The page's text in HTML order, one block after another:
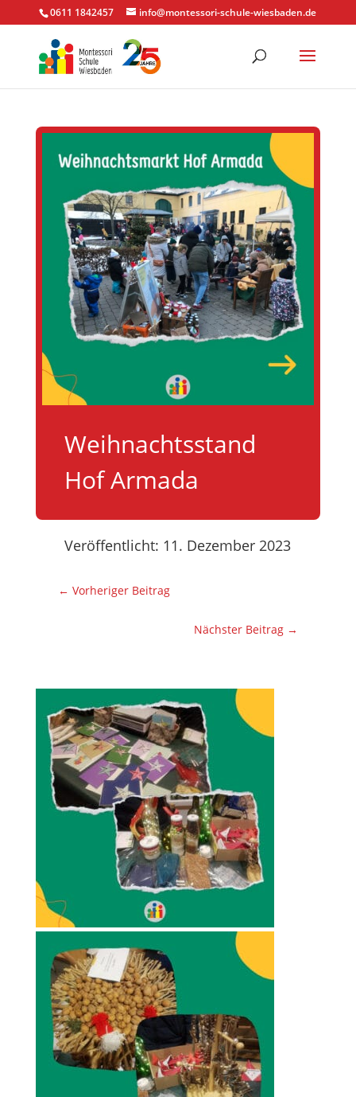
0611 1842457 info@montessori-schule-wiesbaden.de
Weihnachtsstand
Hof Armada
Veröffentlicht: 11. Dezember 2023
← Vorheriger Beitrag
Nächster Beitrag →